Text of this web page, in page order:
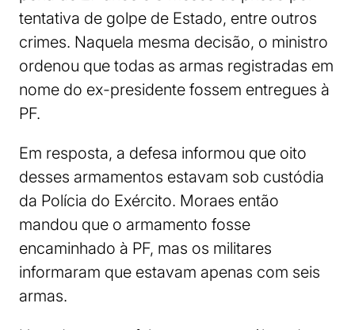
tentativa de golpe de Estado, entre outros
crimes. Naquela mesma decisão, o ministro
ordenou que todas as armas registradas em
nome do ex-presidente fossem entregues à
PF.
Em resposta, a defesa informou que oito
desses armamentos estavam sob custódia
da Polícia do Exército. Moraes então
mandou que o armamento fosse
encaminhado à PF, mas os militares
informaram que estavam apenas com seis
armas.